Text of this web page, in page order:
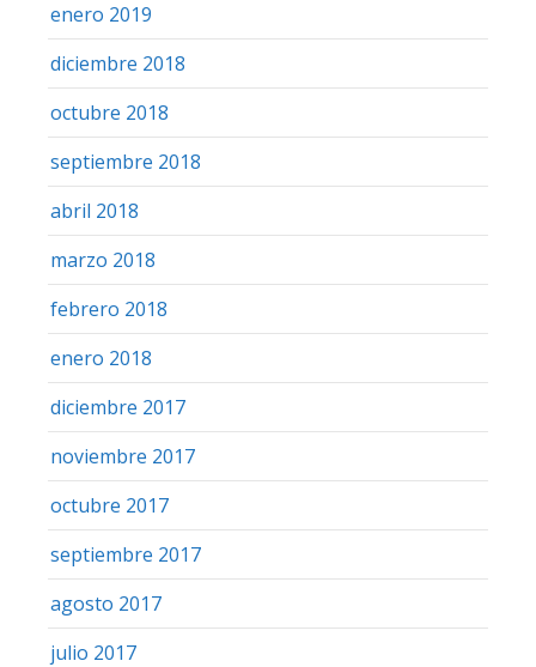
enero 2019
diciembre 2018
octubre 2018
septiembre 2018
abril 2018
marzo 2018
febrero 2018
enero 2018
diciembre 2017
noviembre 2017
octubre 2017
septiembre 2017
agosto 2017
julio 2017